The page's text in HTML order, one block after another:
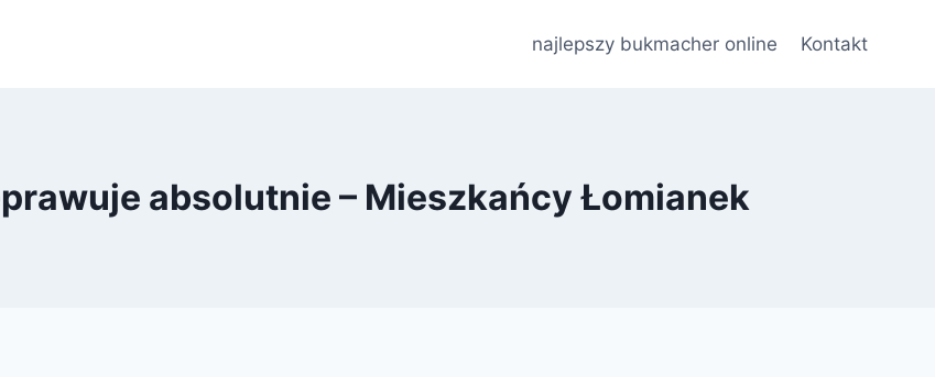
najlepszy bukmacher online Kontakt
absolutnie – Mieszkańcy Łomianek